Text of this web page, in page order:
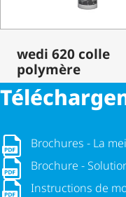
wedi 620 colle
polymère
Brochures - La
Brochures - La
Brochure -
Brochure - Solutions
Instructions de
Instructions de montage